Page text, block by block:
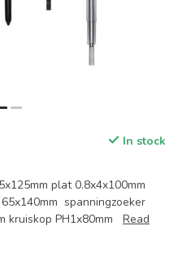
In stock
plat 0.8x4x100mm
spanningzoeker
kruiskop PH1x80mm Read